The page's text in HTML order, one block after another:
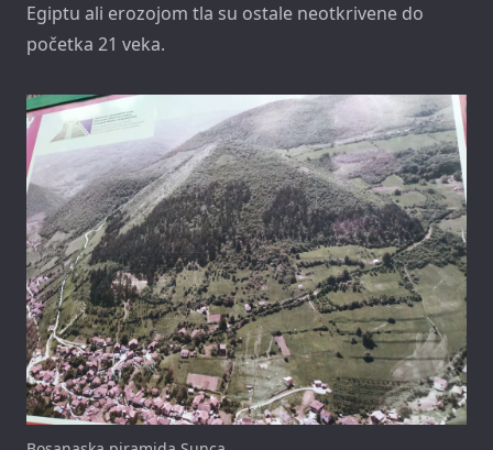
Egiptu ali erozojom tla su ostale neotkrivene do
početka 21 veka.